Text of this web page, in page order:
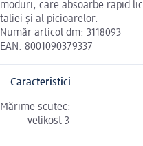
moduri, care absoarbe rapid
taliei și al picioarelor.
Număr articol dm: 3118093
EAN: 8001090379337
Caracteristici
Mărime scutec:
velikost 3